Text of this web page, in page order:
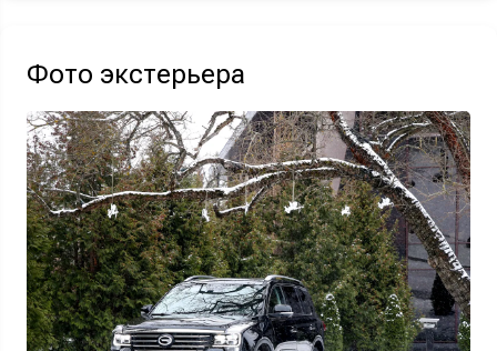
Узнать выгоду
Фото экстерьера